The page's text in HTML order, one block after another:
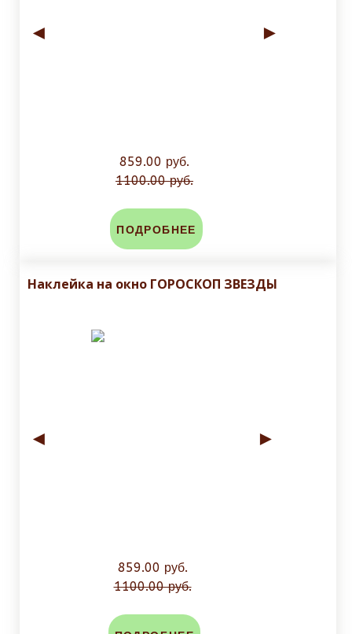
◄ ►
859.00 руб.
1100.00 руб.
ПОДРОБНЕЕ
Наклейка на окно ГОРОСКОП ЗВЕЗДЫ
◄ ►
859.00 руб.
1100.00 руб.